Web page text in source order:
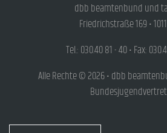
dbb beamtenbund und
Friedrichstraße 169 •
Tel.: 030.40 81 - 40 • Fax:
Alle Rechte © 2026 • dbb